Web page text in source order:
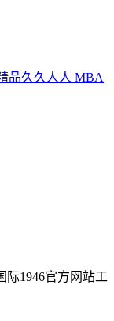
品久久人人 MBA
际1946官方网站工